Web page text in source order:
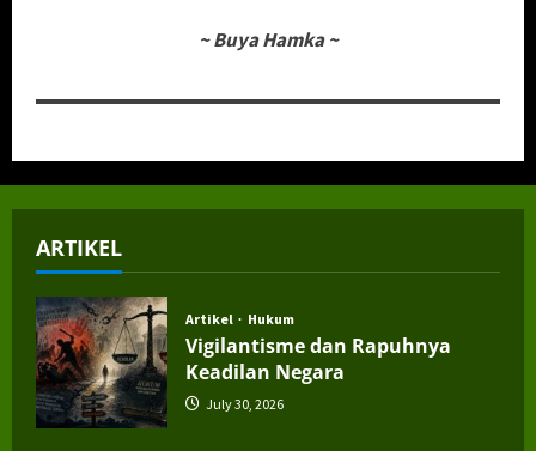
~ Buya Hamka ~
ARTIKEL
Artikel Hukum
Vigilantisme dan Rapuhnya
Keadilan Negara
July 30, 2026